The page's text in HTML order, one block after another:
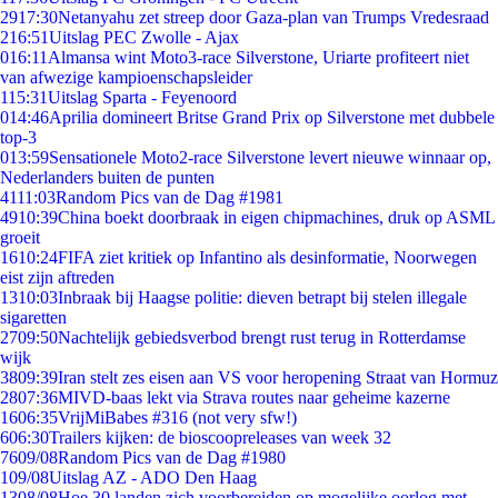
2917:30Netanyahu zet streep door Gaza-plan van Trumps Vredesraad
216:51Uitslag PEC Zwolle - Ajax
016:11 Almansa wint Moto3-race Silverstone, Uriarte profiteert niet
van afwezige kampioenschapsleider
115:31Uitslag Sparta - Feyenoord
014:46Aprilia domineert Britse Grand Prix op Silverstone met dubbele
top-3
013:59Sensationele Moto2-race Silverstone levert nieuwe winnaar op,
Nederlanders buiten de punten
4111:03Random Pics van de Dag #1981
4910:39China boekt doorbraak in eigen chipmachines, druk op ASML
groeit
1610:24FIFA ziet kritiek op Infantino als desinformatie, Noorwegen
eist zijn aftreden
1310:03Inbraak bij Haagse politie: dieven betrapt bij stelen illegale
sigaretten
2709:50Nachtelijk gebiedsverbod brengt rust terug in Rotterdamse
wijk
3809:39Iran stelt zes eisen aan VS voor heropening Straat van Hormuz
2807:36MIVD-baas lekt via Strava routes naar geheime kazerne
1606:35VrijMiBabes #316 (not very sfw!)
606:30Trailers kijken: de bioscoopreleases van week 32
7609/08Random Pics van de Dag #1980
109/08Uitslag AZ - ADO Den Haag